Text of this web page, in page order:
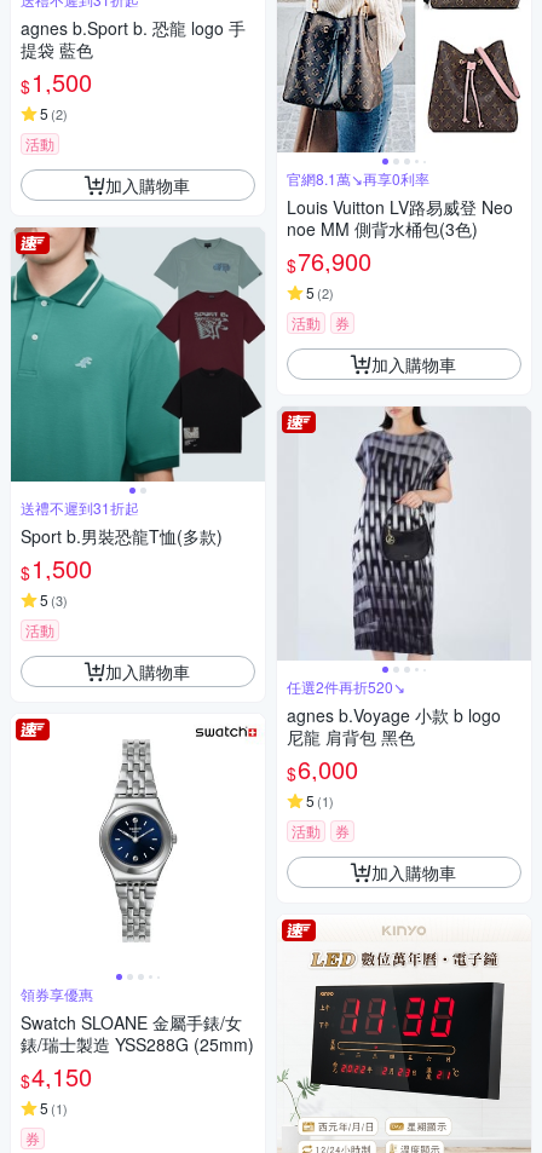
agnes b.Sport b. 恐龍 logo 手
提袋 藍色
$1,500
5 (2)
活動
加入購物車
送禮不遲到31折起
Sport b.男裝恐龍T恤(多款)
$1,500
5 (3)
活動
加入購物車
領券享優惠
Swatch SLOANE 金屬手錶/女
錶/瑞士製造 YSS288G (25mm)
$4,150
5 (1)
券
官網8.1萬↘再享0利率
Louis Vuitton LV路易威登 Neo
noe MM 側背水桶包(3色)
$76,900
5 (2)
活動 券
加入購物車
任選2件再折520↘
agnes b.Voyage 小款 b logo
尼龍 肩背包 黑色
$6,000
5 (1)
活動 券
加入購物車